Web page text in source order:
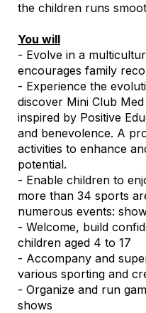
the children runs
You will
- Evolve in a
encourages family
- Experience the
discover Mini Club
inspired by Positive
and benevolence. A
activities to enhance
potential.
- Enable children to
more than 34 sports
numerous events:
- Welcome, build
children aged 4 to 17
- Accompany and
various sporting and
- Organize and run
shows